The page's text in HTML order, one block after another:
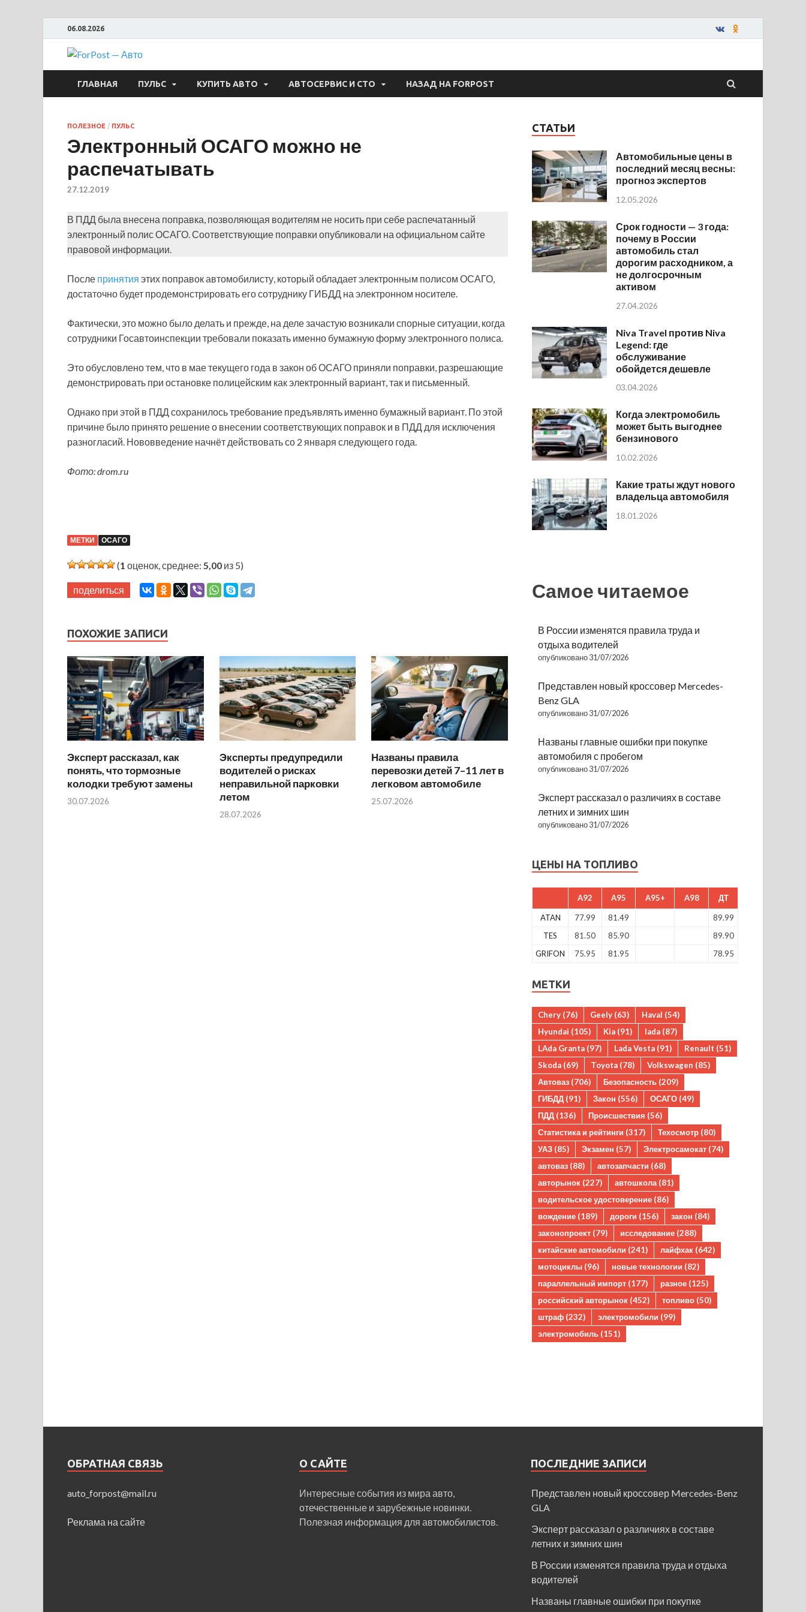
06.08.2026
ForPost — Авто
ГЛАВНАЯ ПУЛЬС КУПИТЬ АВТО АВТОСЕРВИС И СТО НАЗАД НА FORPOST
ПОЛЕЗНОЕ / ПУЛЬС
Электронный ОСАГО можно не
распечатывать
27.12.2019
В ПДД была внесена поправка, позволяющая водителям не носить при себе распечатанный
электронный полис ОСАГО. Соответствующие поправки опубликовали на официальном сайте
правовой информации.
После принятия этих поправок автомобилисту, который обладает электронным полисом ОСАГО,
достаточно будет продемонстрировать его сотруднику ГИБДД на электронном носителе.
Фактически, это можно было делать и прежде, на деле зачастую возникали спорные ситуации, когда
сотрудники Госавтоинспекции требовали показать именно бумажную форму электронного полиса.
Это обусловлено тем, что в мае текущего года в закон об ОСАГО приняли поправки, разрешающие
демонстрировать при остановке полицейским как электронный вариант, так и письменный.
Однако при этой в ПДД сохранилось требование предъявлять именно бумажный вариант. По этой
причине было принято решение о внесении соответствующих поправок и в ПДД для исключения
разногласий. Нововведение начнёт действовать со 2 января следующего года.
Фото: drom.ru
МЕТКИ ОСАГО
(1 оценок, среднее: 5,00 из 5)
поделиться
ПОХОЖИЕ ЗАПИСИ
Эксперт рассказал, как
понять, что тормозные
колодки требуют замены
30.07.2026
Эксперты предупредили
водителей о рисках
неправильной парковки
летом
28.07.2026
Названы правила
перевозки детей 7–11 лет в
легковом автомобиле
25.07.2026
СТАТЬИ
Автомобильные цены в
последний месяц весны:
прогноз экспертов
12.05.2026
Срок годности — 3 года:
почему в России
автомобиль стал
дорогим расходником, а
не долгосрочным
активом
27.04.2026
Niva Travel против Niva
Legend: где
обслуживание
обойдется дешевле
03.04.2026
Когда электромобиль
может быть выгоднее
бензинового
10.02.2026
Какие траты ждут нового
владельца автомобиля
18.01.2026
Самое читаемое
В России изменятся правила труда и
отдыха водителей
опубликовано 31/07/2026
Представлен новый кроссовер Mercedes-
Benz GLA
опубликовано 31/07/2026
Названы главные ошибки при покупке
автомобиля с пробегом
опубликовано 31/07/2026
Эксперт рассказал о различиях в составе
летних и зимних шин
опубликовано 31/07/2026
ЦЕНЫ НА ТОПЛИВО
A92 A95 A95+ A98 ДТ
ATAN 77.99 81.49
89.99
TES
81.50 85.90
89.90
GRIFON
75.95 81.95 78.95
МЕТКИ
Chery (76) Geely (63) Haval (54)
Hyundai (105) Kia (91) lada (87)
LAda Granta (97) Lada Vesta (91) Renault (51)
Skoda (69) Toyota (78) Volkswagen (85)
Автоваз (706) Безопасность (209)
ГИБДД (91) Закон (556) ОСАГО (49)
ПДД (136) Происшествия (56)
Статистика и рейтинги (317) Техосмотр (80)
УАЗ (85) Экзамен (57) Электросамокат (74)
автоваз (88) автозапчасти (68)
авторынок (227) автошкола (81)
водительское удостоверение (86)
вождение (189) дороги (156) закон (84)
законопроект (79) исследование (288)
китайские автомобили (241) лайфхак (642)
мотоциклы (96) новые технологии (82)
параллельный импорт (177) разное (125)
российский авторынок (452) топливо (50)
штраф (232) электромобили (99)
электромобиль (151)
ОБРАТНАЯ СВЯЗЬ
auto_forpost@mail.ru
Реклама на сайте
О САЙТЕ
Интересные события из мира авто,
отечественные и зарубежные новинки.
Полезная информация для автомобилистов.
ПОСЛЕДНИЕ ЗАПИСИ
Представлен новый кроссовер Mercedes-Benz
GLA
Эксперт рассказал о различиях в составе
летних и зимних шин
В России изменятся правила труда и отдыха
водителей
Названы главные ошибки при покупке